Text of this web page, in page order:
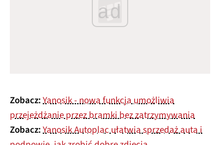
ad
Zobacz:Yanosik - nowa funkcja umożliwia
przejeżdżanie przez bramki bez zatrzymywania
Zobacz:Yanosik Autoplac ułatwia sprzedaż auta i